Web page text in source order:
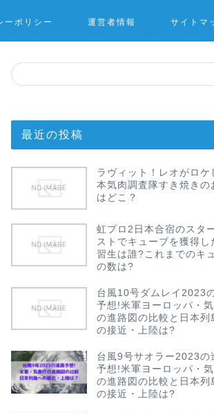
ーポリシー 運営者情報 サイトマ
最近の投稿
ラヴィット！レオがロケ
本気肉調査隊すき焼きの
はどこ？
虹プロ2日本合宿のスタ
ストでキューブを獲得し
習生は誰?これまでのキ
の数は?
台風10号ダムレイ2023
予想!米軍ヨーロッパ・
の進路図の比較と日本列
の接近・上陸は?
台風9号サオラー2023の
予想!米軍ヨーロッパ・
の進路図の比較と日本列
の接近・上陸は?